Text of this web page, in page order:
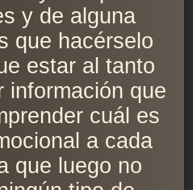
y de alguna
que hacérselo
estar al tanto
información que
cuál es
a cada
que luego no